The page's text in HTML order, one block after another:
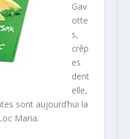
Gav
otte
s,
crêp
es
dent
elle,
sont aujourd’hui la
Maria.